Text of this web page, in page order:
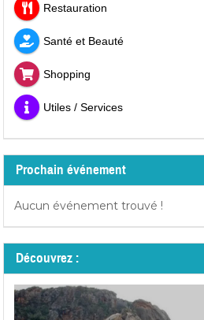
Restauration
Santé et Beauté
Shopping
Utiles / Services
Prochain événement
Aucun événement trouvé !
Découvrez :